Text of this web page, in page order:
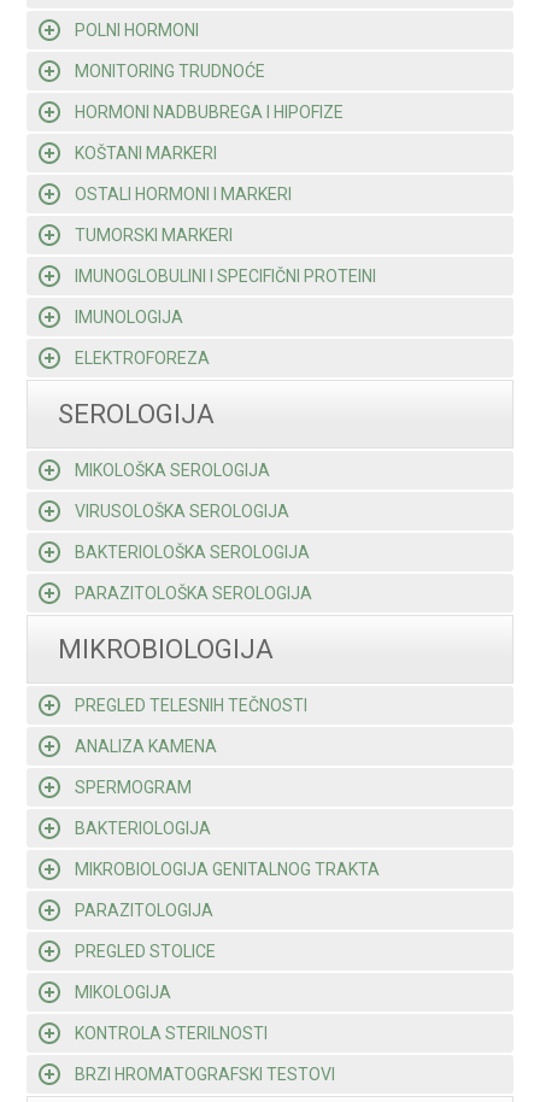
POLNI HORMONI
MONITORING TRUDNOĆE
HORMONI NADBUBREGA I HIPOFIZE
KOŠTANI MARKERI
OSTALI HORMONI I MARKERI
TUMORSKI MARKERI
IMUNOGLOBULINI I SPECIFIČNI PROTEINI
IMUNOLOGIJA
ELEKTROFOREZA
SEROLOGIJA
MIKOLOŠKA SEROLOGIJA
VIRUSOLOŠKA SEROLOGIJA
BAKTERIOLOŠKA SEROLOGIJA
PARAZITOLOŠKA SEROLOGIJA
MIKROBIOLOGIJA
PREGLED TELESNIH TEČNOSTI
ANALIZA KAMENA
SPERMOGRAM
BAKTERIOLOGIJA
MIKROBIOLOGIJA GENITALNOG TRAKTA
PARAZITOLOGIJA
PREGLED STOLICE
MIKOLOGIJA
KONTROLA STERILNOSTI
BRZI HROMATOGRAFSKI TESTOVI